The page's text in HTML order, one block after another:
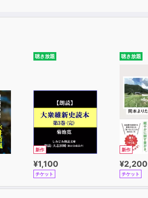
聴き放題
新作
¥1,100
チケット
聴き放題
新作
¥2,200
チケット